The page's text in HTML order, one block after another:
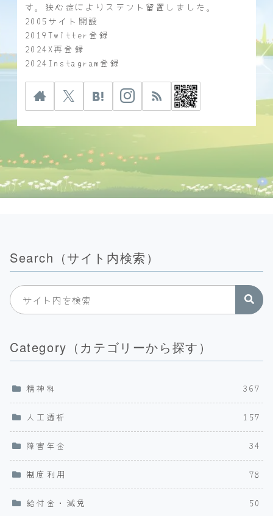
す。狭心症によりステント留置しました。
2005サイト開設
2019Twitter登録
2024X再登録
2024Instagram登録
Search（サイト内検索）
Category（カテゴリーから探す）
精神科 367
人工透析 157
障害年金 34
制度利用 78
給付金・減免 50